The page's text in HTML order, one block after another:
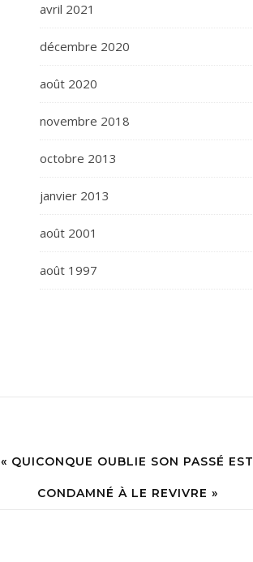
avril 2021
décembre 2020
août 2020
novembre 2018
octobre 2013
janvier 2013
août 2001
août 1997
« QUICONQUE OUBLIE SON PASSÉ EST
CONDAMNÉ À LE REVIVRE »